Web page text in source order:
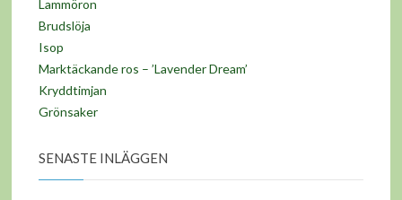
Lammöron
Brudslöja
Isop
Marktäckande ros – ’Lavender Dream’
Kryddtimjan
Grönsaker
SENASTE INLÄGGEN